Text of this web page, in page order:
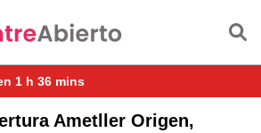
1 h 36 mins
Ametller Origen,